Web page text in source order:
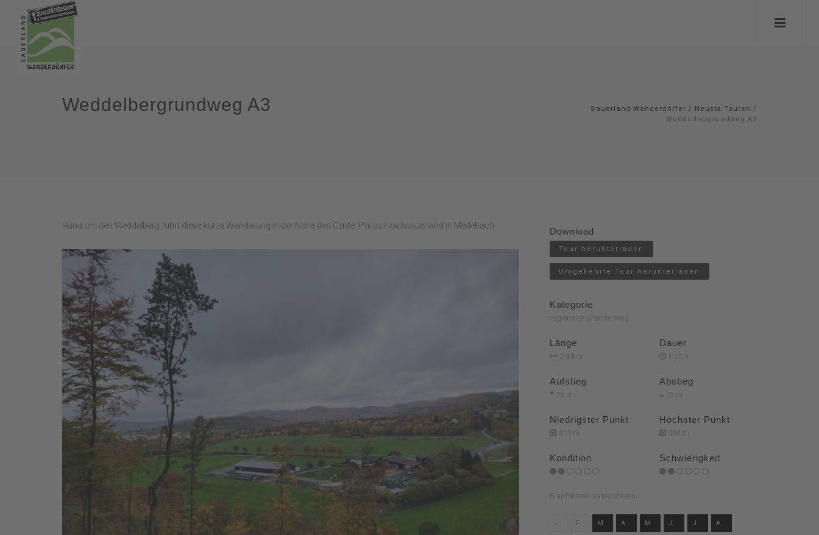
Weddelbergrundweg A3 Sauerland-Wanderdörfer / Neusta Touren /
Weddelbergrundweg A3
Rund um den Weddelberg führt diese kurze Wanderung in der Nähe des Center Parcs Hochsauerland in Medebach.
Download
Tour herunterladen
Umgekehrte Tour herunterladen
Kategorie
regionaler Wanderweg
Länge
2.8 km
Dauer
1:00 h
Aufstieg
73 m
Abstieg
73 m
Niedrigster Punkt
411 m
Höchster Punkt
484 m
Kondition Schwierigkeit
Empfohlene Jahreszeiten
J F M A M J J A